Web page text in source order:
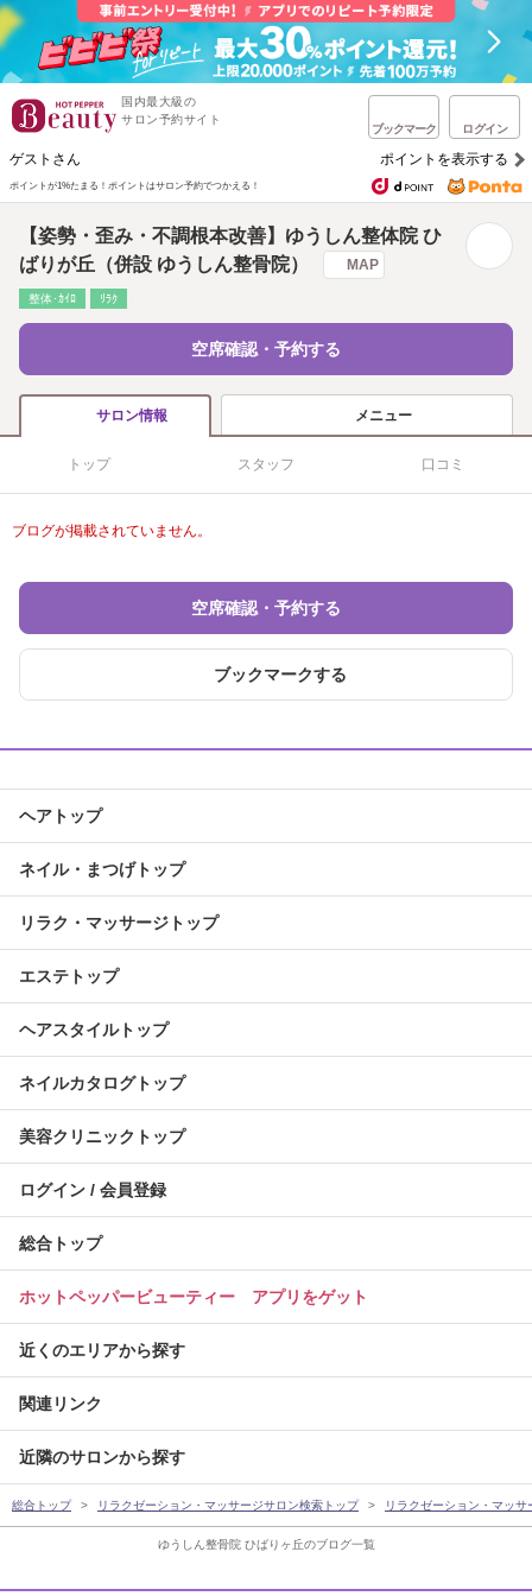
国内最大級の
サロン予約サイト
ブックマーク ログイン
ゲストさん ポイントを表示する
ポイントが1%たまる！ ポイントはサロン予約でつかえる！
ゆうしん整骨院 ひばりヶ丘のブログ一覧
【姿勢・歪み・不調根本改善】ゆうしん整体院 ひ
ばりが丘（併設 ゆうしん整骨院）
MAP
整体･ｶｲﾛ ﾘﾗｸ
空席確認・予約する
サロン情報 メニュー
トップ スタッフ 口コミ
ブログが掲載されていません。
空席確認・予約する
ブックマークする
ヘアトップ
ネイル・まつげトップ
リラク・マッサージトップ
エステトップ
ヘアスタイルトップ
ネイルカタログトップ
美容クリニックトップ
ログイン / 会員登録
総合トップ
ホットペッパービューティー アプリをゲット
近くのエリアから探す
関連リンク
近隣のサロンから探す
総合トップ リラクゼーション・マッサージサロン検索トップ リラクゼーション・マッ